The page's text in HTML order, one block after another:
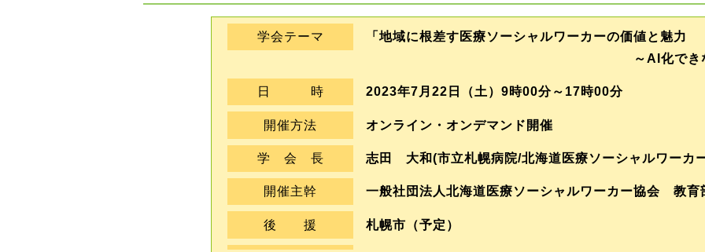
学会テーマ
「地域に根差す医療ソーシャルワーカーの価値と魅力
～AI化できない専門
日 時 2023年7月22日（土）9時00分～17時00分
開催方法 オンライン・オンデマンド開催
学 会 長 志田 大和(市立札幌病院/北海道医療ソーシャルワーカ
開催主幹 一般社団法人北海道医療ソーシャルワーカー協会 教
後 援 札幌市（予定）